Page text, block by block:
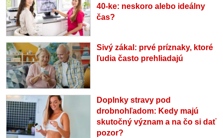
40-ke: neskoro alebo ideálny
čas?
Sivý zákal: prvé príznaky, ktoré
ľudia často prehliadajú
Doplnky stravy pod
drobnohľadom: Kedy majú
skutočný význam a na čo si dať
pozor?